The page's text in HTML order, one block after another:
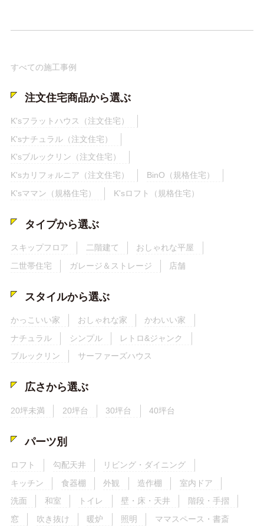
すべての施工事例
注文住宅商品から選ぶ
K'sフラットハウス（注文住宅）
K'sナチュラル（注文住宅）
K'sブルックリン（注文住宅）
K'sカリフォルニア（注文住宅）
BinO（規格住宅）
K'sママン（規格住宅）
K'sロフト（規格住宅）
タイプから選ぶ
スキップフロア 二階建て
おしゃれな平屋
二世帯住宅
ガレージ＆ストレージ 店舗
スタイルから選ぶ
かっこいい家 おしゃれな家
かわいい家
ナチュラル
シンプル
レトロ&ジャンク
ブルックリン
サーファーズハウス
広さから選ぶ
20坪未満 20坪台 30坪台 40坪台
パーツ別
ロフト 勾配天井
リビング・ダイニング
キッチン
食器棚 外観 造作棚
室内ドア
洗面
和室 トイレ 壁・床・天井
階段・手摺
窓
吹き抜け 暖炉 照明 ママスペース・書斎